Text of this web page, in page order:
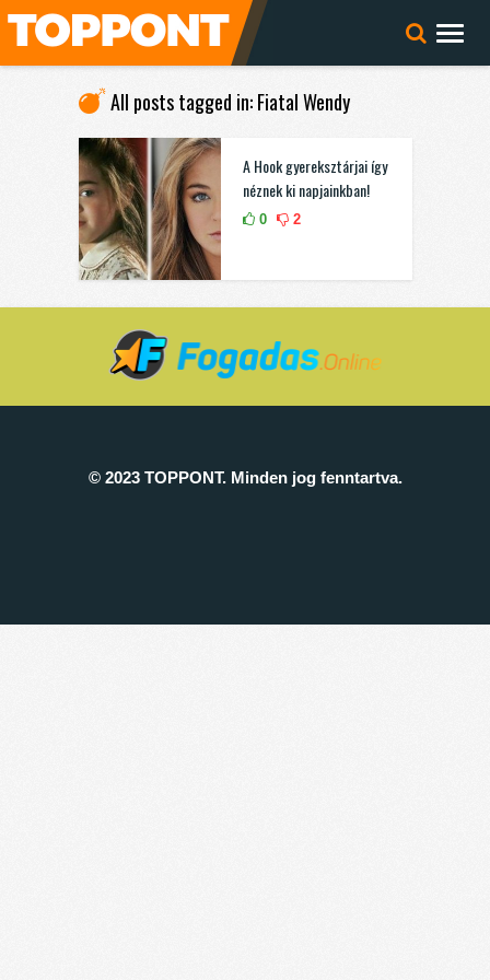
All posts tagged in: Fiatal Wendy
A Hook gyereksztárjai így
néznek ki napjainkban!
0 2
© 2023 TOPPONT. Minden jog fenntartva.